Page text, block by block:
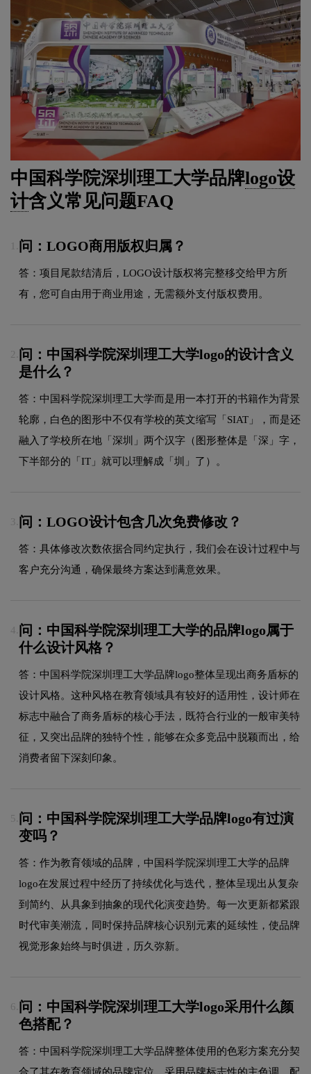
中国科学院深圳理工大学品牌logo设
计含义常见问题FAQ
问：LOGO商用版权归属？
答：项目尾款结清后，LOGO设计版权将完整移交给甲方所
有，您可自由用于商业用途，无需额外支付版权费用。
2. 问：中国科学院深圳理工大学logo的设计含义
是什么？
答：中国科学院深圳理工大学而是用一本打开的书籍作为背景
轮廓，白色的图形中不仅有学校的英文缩写「SIAT」，而是还
融入了学校所在地「深圳」两个汉字（图形整体是「深」字，
下半部分的「IT」就可以理解成「圳」了）。
3. 问：LOGO设计包含几次免费修改？
答：具体修改次数依据合同约定执行，我们会在设计过程中与
客户充分沟通，确保最终方案达到满意效果。
4. 问：中国科学院深圳理工大学的品牌logo属于
什么设计风格？
答：中国科学院深圳理工大学品牌logo整体呈现出商务盾标的
设计风格。这种风格在教育领域具有较好的适用性，设计师在
标志中融合了商务盾标的核心手法，既符合行业的一般审美特
征，又突出品牌的独特个性，能够在众多竞品中脱颖而出，给
消费者留下深刻印象。
5. 问：中国科学院深圳理工大学品牌logo有过演
变吗？
答：作为教育领域的品牌，中国科学院深圳理工大学的品牌
logo在发展过程中经历了持续优化与迭代，整体呈现出从复杂
到简约、从具象到抽象的现代化演变趋势。每一次更新都紧跟
时代审美潮流，同时保持品牌核心识别元素的延续性，使品牌
视觉形象始终与时俱进，历久弥新。
6. 问：中国科学院深圳理工大学logo采用什么颜
色搭配？
答：中国科学院深圳理工大学品牌整体使用的色彩方案充分契
合了其在教育领域的品牌定位，采用品牌标志性的主色调，配